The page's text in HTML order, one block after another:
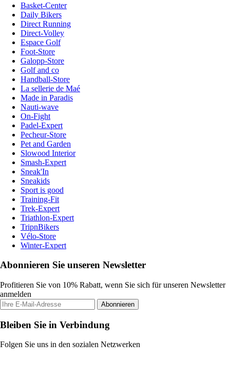
Basket-Center
Daily Bikers
Direct Running
Direct-Volley
Espace Golf
Foot-Store
Galopp-Store
Golf and co
Handball-Store
La sellerie de Maé
Made in Paradis
Nauti-wave
On-Fight
Padel-Expert
Pecheur-Store
Pet and Garden
Slowood Interior
Smash-Expert
Sneak'In
Sneakids
Sport is good
Training-Fit
Trek-Expert
Triathlon-Expert
TripnBikers
Vélo-Store
Winter-Expert
Abonnieren Sie unseren Newsletter
Profitieren Sie von 10% Rabatt, wenn Sie sich für unseren Newsletter
anmelden
Abonnieren
Bleiben Sie in Verbindung
Folgen Sie uns in den sozialen Netzwerken